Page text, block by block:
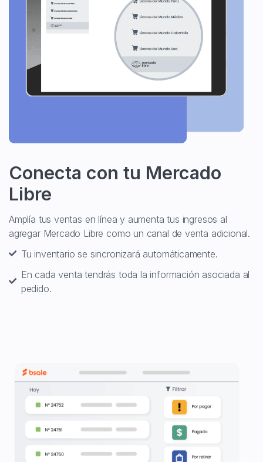
Conecta con tu Mercado
Libre
Amplía tus ventas en línea y aumenta tus ingresos al
agregar Mercado Libre como un canal de venta adicional.
Tu inventario se sincronizará automáticamente.
En cada venta tendrás toda la información asociada al
pedido.